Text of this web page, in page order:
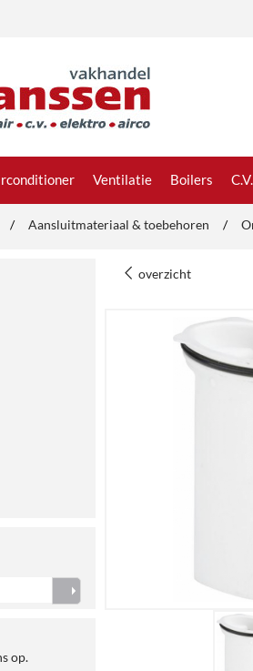
Ventilatie Boilers C.V.
/ Aansluitmateriaal & toebehoren /
op.
overzicht